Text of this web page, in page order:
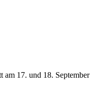
am 17. und 18. September